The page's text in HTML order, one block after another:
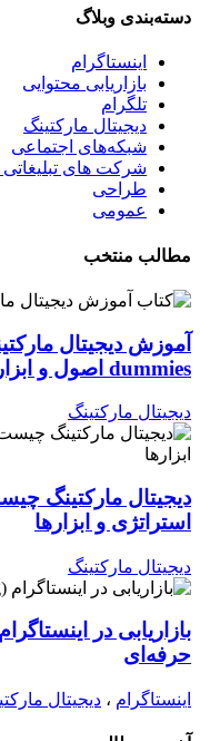
دسته‌بندی وبلاگ
اینستاگرام
بازاریابی محتوایی
تلگرام
دیجیتال مارکتینگ
شبکه‌های اجتماعی
شرکت های
طراحی
عمومی
مطالب منتخب
dummies اصول و ابزارها
دیجیتال مارکتینگ
دیجیتال مارکتینگ
استراتژی و ابزارها
دیجیتال مارکتینگ
بازاریابی در
حرفه‌ای
اینستاگرام ، دیجیتال